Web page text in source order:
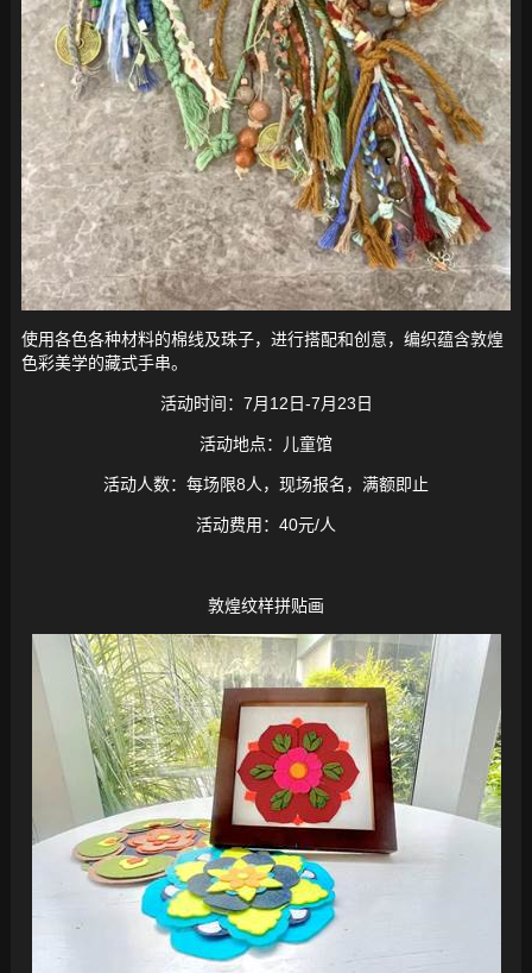
使用各色各种材料的棉线及珠子，进行搭配和创意，编织蕴含敦煌
色彩美学的藏式手串。
活动时间：7月12日-7月23日
活动地点：儿童馆
活动人数：每场限8人，现场报名，满额即止
活动费用：40元/人
敦煌纹样拼贴画